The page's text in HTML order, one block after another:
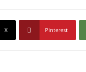
X Pinterest